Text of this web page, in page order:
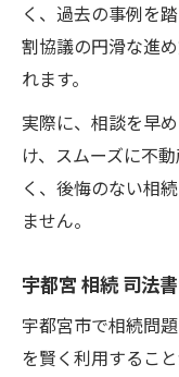
く、過去の事例を
割協議の円滑な進
れます。
実際に、相談を早
け、スムーズに不
く、後悔のない相
ません。
宇都宮 相続 司法
宇都宮市で相続問
を賢く利用するこ